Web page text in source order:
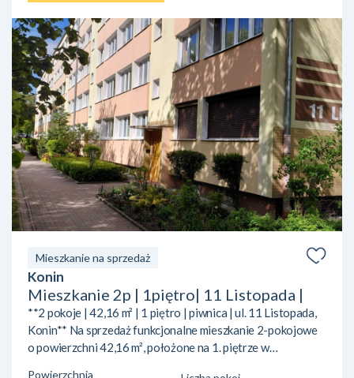
Mieszkanie na sprzedaż
Konin
Mieszkanie 2p | 1piętro| 11 Listopada |
**2 pokoje | 42,16 m² | 1 piętro | piwnica | ul. 11 Listopada,
Konin** Na sprzedaż funkcjonalne mieszkanie 2-pokojowe
o powierzchni 42,16 m², położone na 1. piętrze w
Powierzchnia